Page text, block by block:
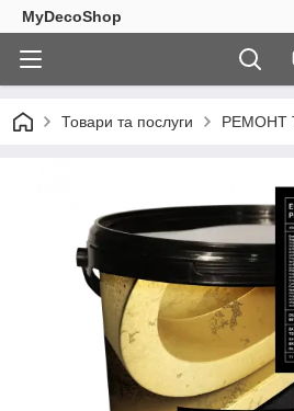
MyDecoShop
Товари та послуги РЕМОНТ